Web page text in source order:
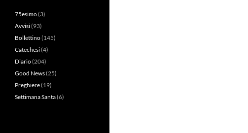
75esimo(3)
Avvisi(93)
Bollettino(145)
Catechesi(4)
Diario(204)
Good News(25)
Preghiere(19)
Settimana Santa(6)